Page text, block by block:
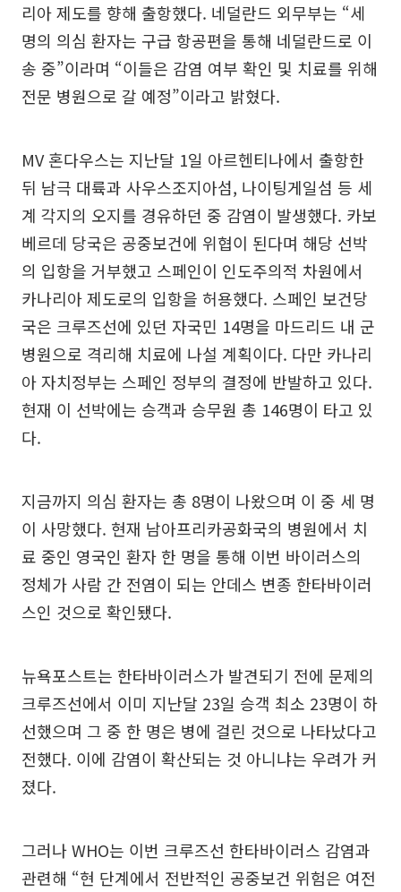
리아 제도를 향해 출항했다. 네덜란드 외무부는 “세
명의 의심 환자는 구급 항공편을 통해 네덜란드로 이
송 중”이라며 “이들은 감염 여부 확인 및 치료를 위해
전문 병원으로 갈 예정”이라고 밝혔다.
MV 혼다우스는 지난달 1일 아르헨티나에서 출항한
뒤 남극 대륙과 사우스조지아섬, 나이팅게일섬 등 세
계 각지의 오지를 경유하던 중 감염이 발생했다. 카보
베르데 당국은 공중보건에 위협이 된다며 해당 선박
의 입항을 거부했고 스페인이 인도주의적 차원에서
카나리아 제도로의 입항을 허용했다. 스페인 보건당
국은 크루즈선에 있던 자국민 14명을 마드리드 내 군
병원으로 격리해 치료에 나설 계획이다. 다만 카나리
아 자치정부는 스페인 정부의 결정에 반발하고 있다.
현재 이 선박에는 승객과 승무원 총 146명이 타고 있
다.
지금까지 의심 환자는 총 8명이 나왔으며 이 중 세 명
이 사망했다. 현재 남아프리카공화국의 병원에서 치
료 중인 영국인 환자 한 명을 통해 이번 바이러스의
정체가 사람 간 전염이 되는 안데스 변종 한타바이러
스인 것으로 확인됐다.
뉴욕포스트는 한타바이러스가 발견되기 전에 문제의
크루즈선에서 이미 지난달 23일 승객 최소 23명이 하
선했으며 그 중 한 명은 병에 걸린 것으로 나타났다고
전했다. 이에 감염이 확산되는 것 아니냐는 우려가 커
졌다.
그러나 WHO는 이번 크루즈선 한타바이러스 감염과
관련해 “현 단계에서 전반적인 공중보건 위험은 여전